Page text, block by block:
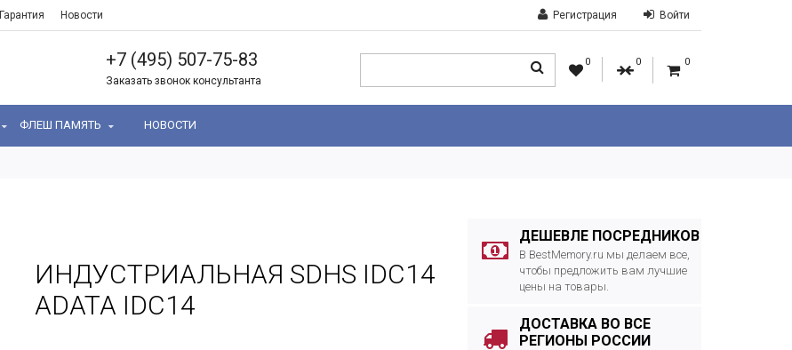
Гарантия Новости Регистрация Войти
+7 (495) 507-75-83
Заказать звонок консультанта
0 0 0
ФЛЕШ ПАМЯТЬ НОВОСТИ
ДЕШЕВЛЕ ПОСРЕДНИКОВ
В BestMemory.ru мы делаем все,
чтобы предложить вам лучшие
цены на товары.
ДОСТАВКА ВО ВСЕ
РЕГИОНЫ РОССИИ
ИНДУСТРИАЛЬНАЯ SDHS IDC14
ADATA IDC14